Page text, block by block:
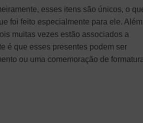
esses itens são únicos, o
foi feito especialmente para ele. Além
muitas vezes estão associados a
é que esses presentes podem ser
ou uma comemoração de